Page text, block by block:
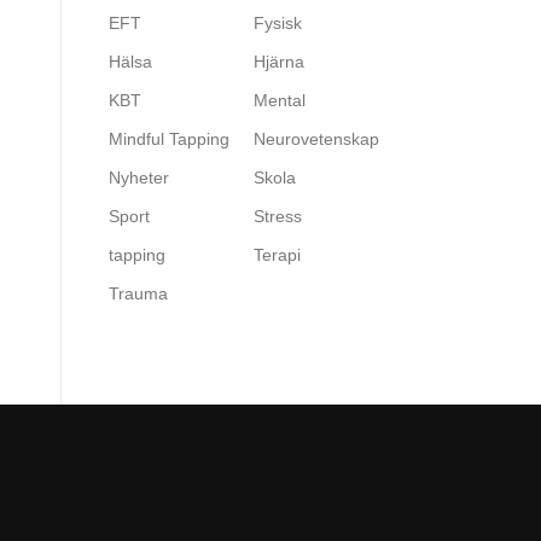
EFT
Fysisk
Hälsa
Hjärna
KBT
Mental
Mindful Tapping
Neurovetenskap
Nyheter
Skola
Sport
Stress
tapping
Terapi
Trauma